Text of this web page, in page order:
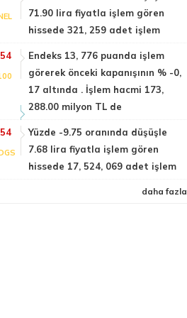
71.90 lira fiyatla işlem gören
hissede 321, 259 adet işlem
Endeks 13, 776 puanda işlem
görerek önceki kapanışının % -0,
17 altında . İşlem hacmi 173,
288.00 milyon TL de
Yüzde -9.75 oranında düşüşle
7.68 lira fiyatla işlem gören
hissede 17, 524, 069 adet işlem
daha fazla